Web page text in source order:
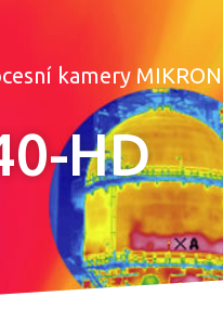
kamery MIKRON
HD